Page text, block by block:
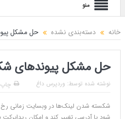
منو
خانه دسته‌بندی نشده حل مشکل
حل مشکل پیوندهای
نوشته شده توسط: وردپرس داغ چاپ
شکسته شدن لینک‌ها در وبسایت زمانی